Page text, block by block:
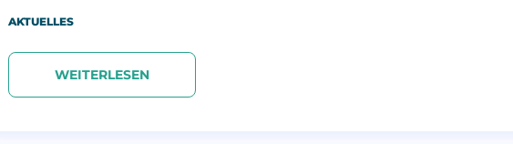
AKTUELLES
WEITERLESEN